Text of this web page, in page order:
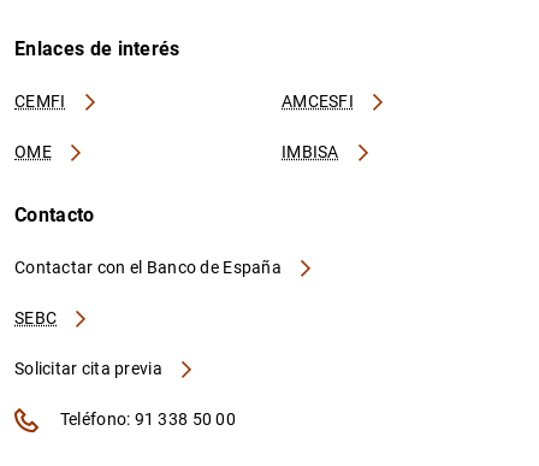
Enlaces de interés
CEMFI AMCESFI
OME IMBISA
Contacto
Contactar con el Banco de España
SEBC
Solicitar cita previa
Teléfono: 91 338 50 00